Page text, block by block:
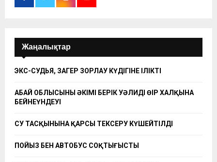
Жаңалықтар
ЭКС-СУДЬЯ, ЗАҢГЕР ЗОРЛАУ КҮДІГІНЕ ІЛІКТІ
АБАЙ ОБЛЫСЫНЫҢ ӘКІМІ БЕРІК УӘЛИДІҢ ӨҢІР ХАЛҚЫНА
БЕЙНЕҮНДЕУІ
СУ ТАСҚЫНЫНА ҚАРСЫ ТЕКСЕРУ КҮШЕЙТІЛДІ
ПОЙЫЗ БЕН АВТОБУС СОҚТЫҒЫСТЫ